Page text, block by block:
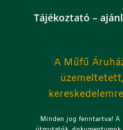
Tájékoztató –
A Műfű
Minden jog fenntartva! A